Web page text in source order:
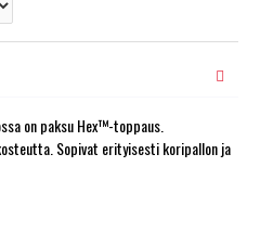
on paksu Hex™-toppaus.
Sopivat erityisesti koripallon ja